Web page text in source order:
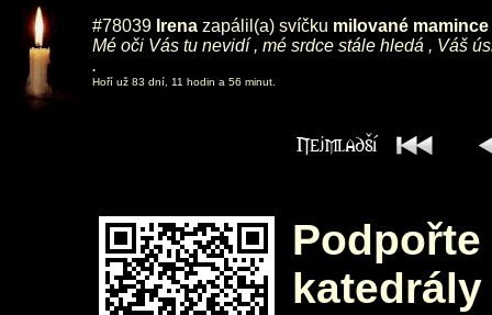
#78039 Irena zapálil(a) svíčku milované
Mé oči Vás tu nevidí , mé srdce stále hledá , Váš
.
Hoří už 83 dní, 11 hodin a 56 minut.
katedrály